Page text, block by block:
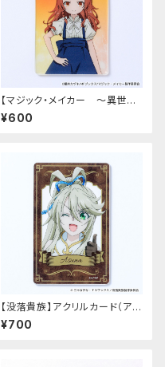
【マジック・メイカー ～異世界
魔法の作り方～】アクリルカード
（マリー）
¥600
【没落貴族】アクリルカード（アス
ナ）
¥700